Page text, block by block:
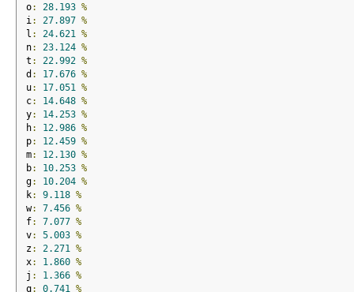
o: 28.193 %
i : 27.897 %
l : 24.621
%
n: 23.124 %
t : 22.992 %
d : 17.676 %
u: 17.051
%
c: 14.648 %
y: 14.253 %
h: 12.986 %
p: 12.459 %
m: 12.130 %
b: 10.253 %
g: 10.204 %
k: 9.118 %
w: 7.456 %
f: 7.077 %
v: 5.003 %
z: 2.271
%
x: 1.860 %
j : 1.366 %
q: 0.741 %